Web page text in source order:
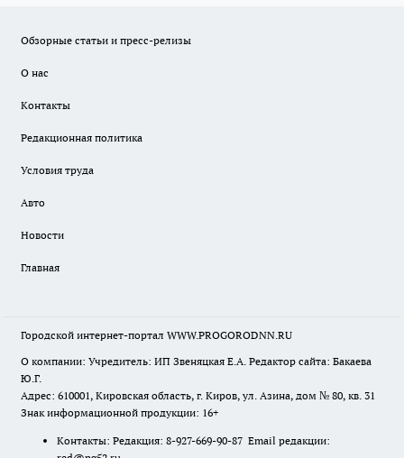
Обзорные статьи и пресс-релизы
О нас
Контакты
Редакционная политика
Условия труда
Авто
Новости
Главная
Городской интернет-портал WWW.PROGORODNN.RU
О компании: Учредитель: ИП Звеняцкая Е.А. Редактор сайта: Бакаева
Ю.Г.
Адрес: 610001, Кировская область, г. Киров, ул. Азина, дом № 80, кв. 31
Знак информационной продукции: 16+
Контакты: Редакция: 8-927-669-90-87 Email редакции: